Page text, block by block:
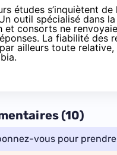
études s’inquiètent
outil spécialisé dans
et consorts ne
La fiabilité des
ailleurs toute relative,
(10)
vous pour